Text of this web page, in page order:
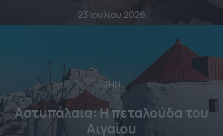
23 Ιουλίου 2026
ΖΗΝ
Αστυπάλαια: Η πεταλούδα του
Αιγαίου